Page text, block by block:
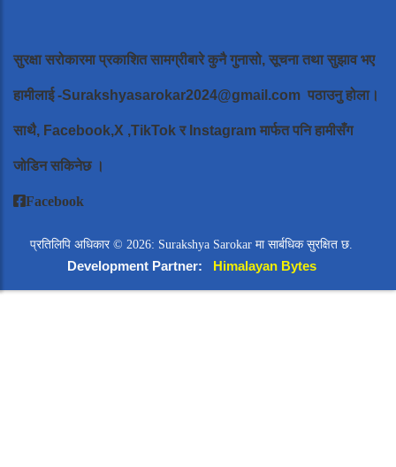
सुरक्षा सरोकारमा प्रकाशित सामग्रीबारे कुनै गुनासो, सूचना तथा सुझाव भए
हामीलाई-Surakshyasarokar2024@gmail.com पठाउनु होला।
साथै, Facebook,X ,TikTok र Instagram मार्फत पनि हामीसँग
जोडिन सकिनेछ ।
Facebook
प्रतिलिपि अधिकार © 2026: Surakshya Sarokar मा सार्बधिक सुरक्षित छ.
Development Partner: Himalayan Bytes